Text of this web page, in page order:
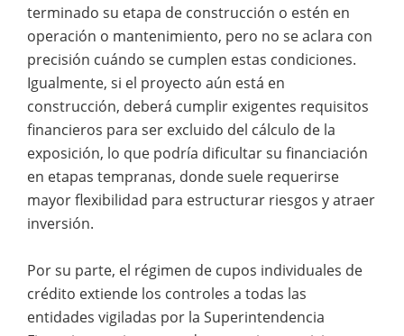
terminado su etapa de construcción o estén en
operación o mantenimiento, pero no se aclara con
precisión cuándo se cumplen estas condiciones.
Igualmente, si el proyecto aún está en
construcción, deberá cumplir exigentes requisitos
financieros para ser excluido del cálculo de la
exposición, lo que podría dificultar su financiación
en etapas tempranas, donde suele requerirse
mayor flexibilidad para estructurar riesgos y atraer
inversión.
Por su parte, el régimen de cupos individuales de
crédito extiende los controles a todas las
entidades vigiladas por la Superintendencia